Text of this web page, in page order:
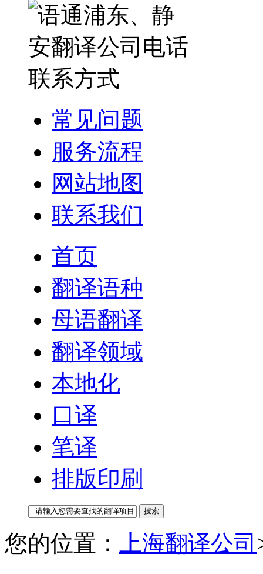
常见问题
服务流程
网站地图
联系我们
首页
翻译语种
母语翻译
翻译领域
本地化
口译
笔译
排版印刷
您的位置： 上海翻译公司